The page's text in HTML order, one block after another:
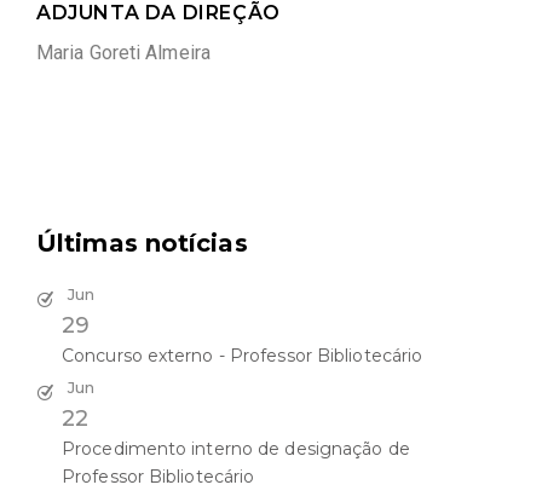
ADJUNTA DA DIREÇÃO
Maria Goreti Almeira
Últimas notícias
Jun
29
Concurso externo - Professor Bibliotecário
Jun
22
Procedimento interno de designação de
Professor Bibliotecário